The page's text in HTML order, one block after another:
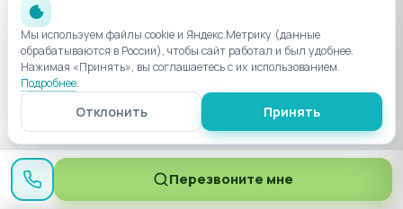
ГАРАНТИИ И ЗАЩИТА ДЕНЕГ
Безопасность сделки
Что гарантирует завершение строительства и возврат
Мы используем файлы cookie и Яндекс.Метрику (данные
обрабатываются в России), чтобы сайт работал и был удобнее.
Нажимая «Принять», вы соглашаетесь с их использованием.
Подробнее.
Отклонить Принять
Перезвоните мне